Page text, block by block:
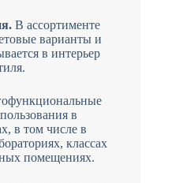
В ассортименте
варианты и
в интерьер
в
в том числе в
классах
помещениях.